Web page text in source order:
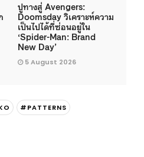
ปูทางสู่ Avengers:
Doomsday วิเคราะห์ความ
เป็นไปได้ที่ซ่อนอยู่ใน
‘Spider-Man: Brand
New Day’
5 August 2026
#PATTERNS